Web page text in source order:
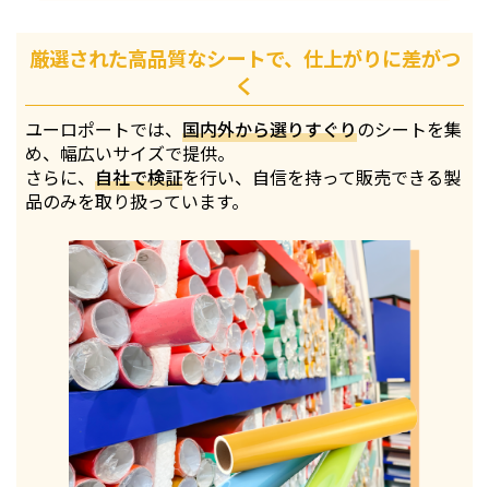
厳選された高品質なシートで、仕上がりに差がつ
く
ユーロポートでは、国内外から選りすぐりのシートを集
め、幅広いサイズで提供。
さらに、自社で検証を行い、自信を持って販売できる製
品のみを取り扱っています。